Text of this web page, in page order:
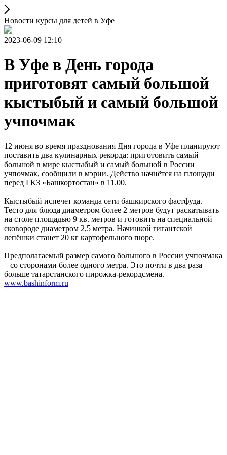
Новости курсы для детей в Уфе
2023-06-09 12:10
В Уфе в День города
приготовят самый большой
кыстыбый и самый большой
учпочмак
12 июня во время празднования Дня города в Уфе планируют
поставить два кулинарных рекорда: приготовить самый
большой в мире кыстыбый и самый большой в России
учпочмак, сообщили в мэрии. Действо начнётся на площади
перед ГКЗ «Башкортостан» в 11.00.
Кыстыбый испечет команда сети башкирского фастфуда.
Тесто для блюда диаметром более 2 метров будут раскатывать
на столе площадью 9 кв. метров и готовить на специальной
сковороде диаметром 2,5 метра. Начинкой гигантской
лепёшки станет 20 кг картофельного пюре.
Предполагаемый размер самого большого в России учпочмака
– со сторонами более одного метра. Это почти в два раза
больше татарстанского пирожка-рекордсмена.
www.bashinform.ru